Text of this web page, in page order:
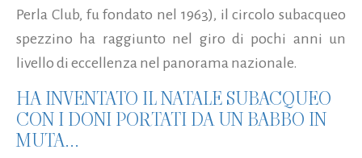
Perla Club, fu fondato nel 1963), il circolo subacqueo
spezzino ha raggiunto nel giro di pochi anni un
livello di eccellenza nel panorama nazionale.
HA INVENTATO IL NATALE SUBACQUEO
CON I DONI PORTATI DA UN BABBO IN
MUTA...